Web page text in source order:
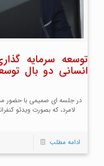
توسعه سرمایه
انسانی دو بال
در جلسه ای صمیمی با حضور
لامرد، که بصورت ویدئو
ادامه مطلب